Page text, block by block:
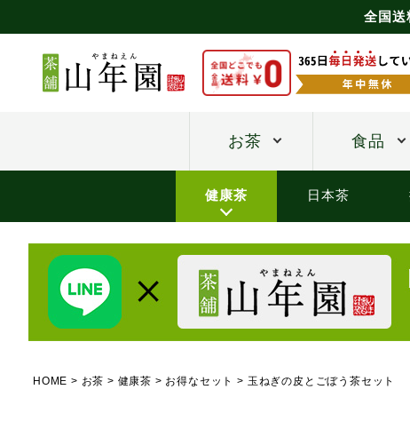
全国送
お茶 食品
健康茶 日本茶
HOME お茶 健康茶 お得なセット 玉ねぎの皮とごぼう茶セット